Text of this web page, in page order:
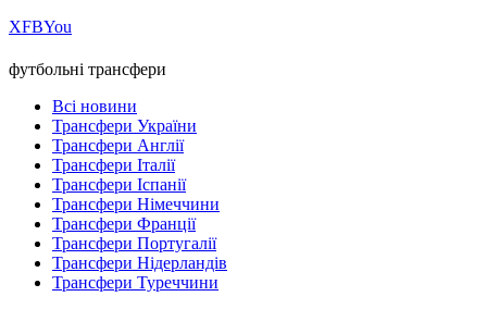
ХFBYou
футбольні трансфери
Всі новини
Трансфери України
Трансфери Англії
Трансфери Італії
Трансфери Іспанії
Трансфери Німеччини
Трансфери Франції
Трансфери Португалії
Трансфери Нідерландів
Трансфери Туреччини